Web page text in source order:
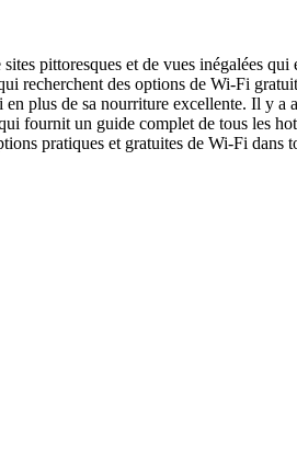
pittoresques et de vues inégalées
recherchent des options de Wi-Fi
plus de sa nourriture excellente. Il y
fournit un guide complet de tous les
pratiques et gratuites de Wi-Fi dans